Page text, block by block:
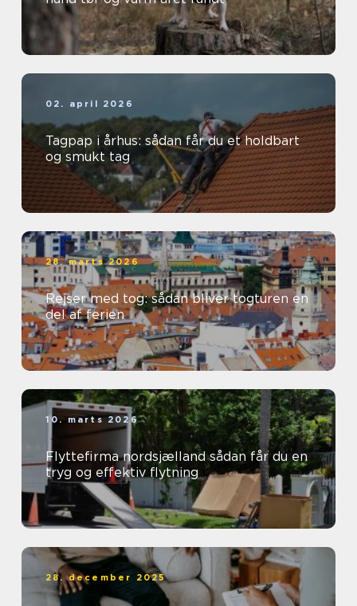
02. april 2026
Tagpap i århus: sådan får du et holdbart
og smukt tag
28. marts 2026
Rejser med tog: sådan bliver togturen en
del af ferien
10. marts 2026
Flyttefirma nordsjælland sådan får du en
tryg og effektiv flytning
28. december 2025